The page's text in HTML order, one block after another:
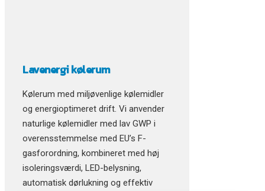
Lavenergi kølerum
Kølerum med miljøvenlige kølemidler
og energioptimeret drift. Vi anvender
naturlige kølemidler med lav GWP i
overensstemmelse med EU’s F-
gasforordning, kombineret med høj
isoleringsværdi, LED-belysning,
automatisk dørlukning og effektiv